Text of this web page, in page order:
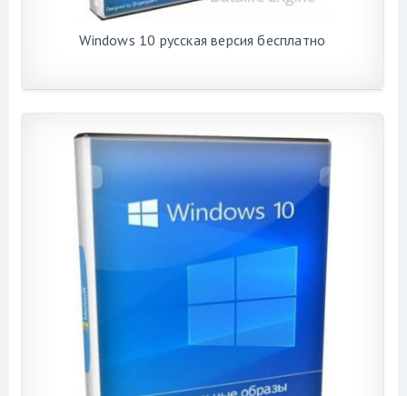
Windows 10 русская версия бесплатно